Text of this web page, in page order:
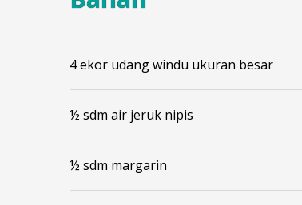
4 ekor udang windu ukuran besar
½ sdm air jeruk nipis
½ sdm margarin